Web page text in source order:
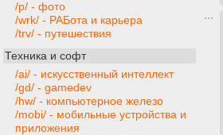
/p/ - фото
/wrk/ - РАБота и карьера
/trv/ - путешествия
Техника и софт
/ai/ - искусственный интеллект
/gd/ - gamedev
/hw/ - компьютерное железо
/mobi/ - мобильные устройства и
приложения